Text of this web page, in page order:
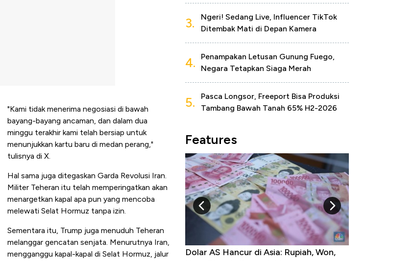
"Kami tidak menerima negosiasi di bawah
bayang-bayang ancaman, dan dalam dua
minggu terakhir kami telah bersiap untuk
menunjukkan kartu baru di medan perang,"
tulisnya di X.
Hal sama juga ditegaskan Garda Revolusi Iran.
Militer Teheran itu telah memperingatkan akan
menargetkan kapal apa pun yang mencoba
melewati Selat Hormuz tanpa izin.
Sementara itu, Trump juga menuduh Teheran
melanggar gencatan senjata. Menurutnya Iran,
mengganggu kapal-kapal di Selat Hormuz, jalur
3.
Ngeri! Sedang Live, Influencer TikTok
Ditembak Mati di Depan Kamera
4.
Penampakan Letusan Gunung Fuego,
Negara Tetapkan Siaga Merah
5.
Pasca Longsor, Freeport Bisa Produksi
Tambang Bawah Tanah 65% H2-2026
Features
Gak
Dolar AS Hancur di Asia: Rupiah, Won,
Harga Emas Mengamuk 4% dalam 24